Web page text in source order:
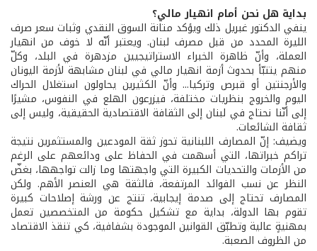
بداية هل نحن أمام انهيار مالي؟
ينفي الدكتور غبريل ذلك ويؤكد متانة السوق النقدي وثبات سعر صرف
الليرة المحدد من قبل مصرف لبنان. ويعتبر أنّه لا خوف من انهيار
العملة، وأنّ ظاهرة الخبراء الاستراتيجيين مزدهرة في البلد، وكلّ
منهم يتنبّأ بحدوث أزمة انهيار مالي في لبنان مشابهة لأزمة اليونان
والأرجنتين أو قبرص وتركيا... وأنّ الكثيرين يحاولون استغلال الحراك
اليوم والخروج بنظريات مختلفة، فيزرعون الهلع في النفوس، مشيرًا
إلى أنّنا نحتاج في لبنان إلى الثقافة الاقتصادية الحقيقية، وليس إلى
ثقافة الشائعات.
ويضيف: إنّ المصارف اللبنانية تحوز ثقة المودعين والمستثمرين نتيجة
تراكم خبراتها، التي أسهمت في الحفاظ على ودائعهم على الرغم
من الأزمات والتحديات الكبيرة التي واجهتها وما زالت تواجهها، بغضّ
النظر عن نسب الفوائد المرتفعة، فالثقة هي العنصر الأهم. ولكن
المصارف تحتاج إلى صدمة إيجابية، تنتج عن ورشة إصلاحات كبيرة
تقوم بها الدولة، بداية مع تشكيل حكومة من المتخصصين تعمل
بمهنيةٍ عالية وتطبّق القوانين الموجودة بشفافية، كي تنقذ الاقتصاد
من الظروف الصعبة.